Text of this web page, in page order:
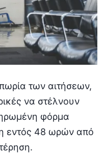
των αιτήσεων,
να στέλνουν
φόρμα
εντός 48 ωρών από